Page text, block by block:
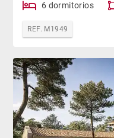
6 dormitorios
REF. M1949